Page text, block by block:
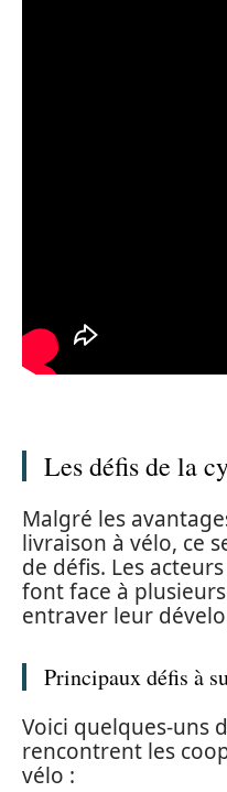
Les défis de la
Malgré les
livraison à vélo, ce
de défis. Les
font face à
entraver leur
Principaux défis à
Voici quelques-uns
rencontrent les
vélo :